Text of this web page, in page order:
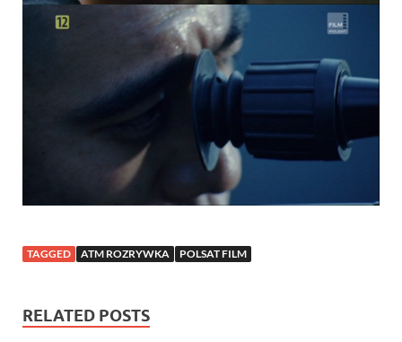
TAGGED ATM ROZRYWKA POLSAT FILM
RELATED POSTS